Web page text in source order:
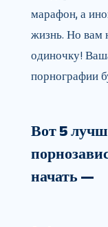
марафон, а
жизнь. Но вам
одиночку!
порнографии
Вот 5
начать —